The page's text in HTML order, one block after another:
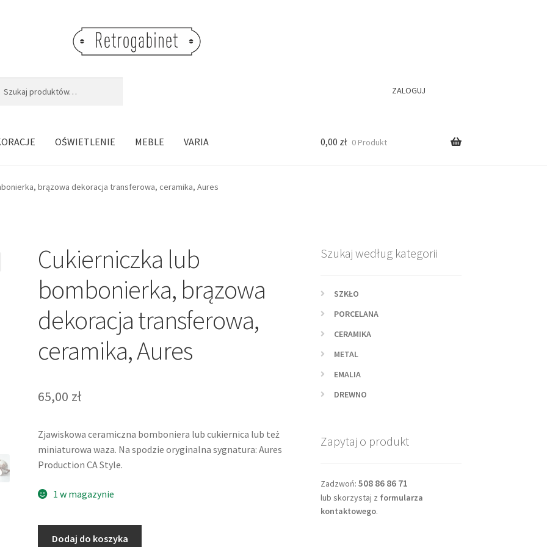
ZALOGUJ
OŚWIETLENIE MEBLE VARIA 0,00 zł 0 Produkt
brązowa dekoracja transferowa, ceramika, Aures
Cukierniczka lub
bombonierka, brązowa
dekoracja transferowa,
ceramika, Aures
65,00 zł
Zjawiskowa ceramiczna bomboniera lub cukiernica lub też
miniaturowa waza. Na spodzie oryginalna sygnatura: Aures
Production CA Style.
1 w magazynie
Dodaj do koszyka
Szukaj według kategorii
SZKŁO
PORCELANA
CERAMIKA
METAL
EMALIA
DREWNO
Zapytaj o produkt
Zadzwoń: 508 86 86 71
lub skorzystaj z formularza
kontaktowego.